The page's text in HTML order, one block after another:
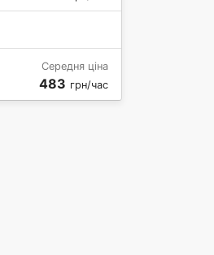
Середня ціна
483 грн/час